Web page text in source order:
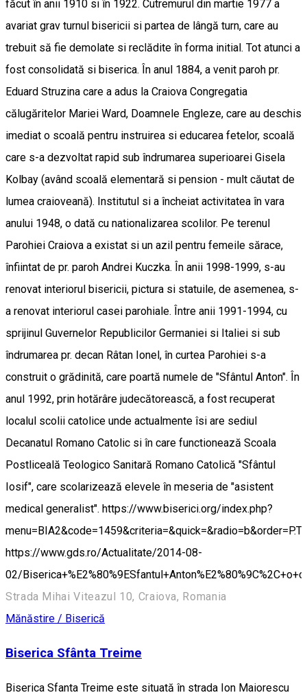
făcut în anii 1910 si în 1922. Cutremurul din martie 1977 a
avariat grav turnul bisericii si partea de lângă turn, care au
trebuit să fie demolate si reclădite în forma initial. Tot atunci a
fost consolidată si biserica. În anul 1884, a venit paroh pr.
Eduard Struzina care a adus la Craiova Congregatia
călugăritelor Mariei Ward, Doamnele Engleze, care au deschis
imediat o scoală pentru instruirea si educarea fetelor, scoală
care s-a dezvoltat rapid sub îndrumarea superioarei Gisela
Kolbay (având scoală elementară si pension - mult căutat de
lumea craioveană). Institutul si a încheiat activitatea în vara
anului 1948, o dată cu nationalizarea scolilor. Pe terenul
Parohiei Craiova a existat si un azil pentru femeile sărace,
înfiintat de pr. paroh Andrei Kuczka. În anii 1998-1999, s-au
renovat interiorul bisericii, pictura si statuile, de asemenea, s-
a renovat interiorul casei parohiale. Între anii 1991-1994, cu
sprijinul Guvernelor Republicilor Germaniei si Italiei si sub
îndrumarea pr. decan Râtan Ionel, în curtea Parohiei s-a
construit o grădinită, care poartă numele de "Sfântul Anton". În
anul 1992, prin hotărâre judecătorească, a fost recuperat
localul scolii catolice unde actualmente îsi are sediul
Decanatul Romano Catolic si în care functionează Scoala
Postliceală Teologico Sanitară Romano Catolică "Sfântul
Iosif", care scolarizează elevele în meseria de "asistent
medical generalist". https://www.biserici.org/index.php?
https://www.gds.ro/Actualitate/2014-08-
02/
Strada Mihai Viteazul 10, Craiova, Romania
Mănăstire / Biserică
Biserica Sfânta Treime
Biserica Sfanta Treime este situată în strada Ion Maiorescu